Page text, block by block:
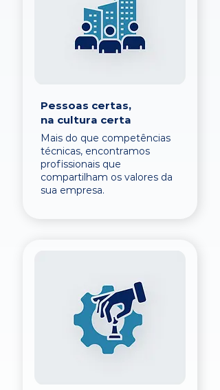
Pessoas certas,
na cultura certa
Mais do que competências
técnicas, encontramos
profissionais que
compartilham os valores da
sua empresa.